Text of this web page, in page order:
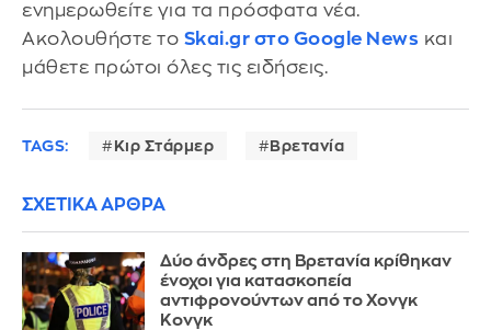
ενημερωθείτε για τα πρόσφατα νέα.
Ακολουθήστε το Skai.gr στο Google News και
μάθετε πρώτοι όλες τις ειδήσεις.
TAGS: Κιρ Στάρμερ Βρετανία
ΣΧΕΤΙΚΑ ΑΡΘΡΑ
Δύο άνδρες στη Βρετανία κρίθηκαν
ένοχοι για κατασκοπεία
αντιφρονούντων από το Χονγκ
Κονγκ